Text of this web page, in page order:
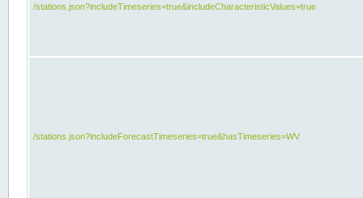
/stations.json?includeTimeseries=true&includeCharacteristicValues=true
/stations.json?includeForecastTimeseries=true&hasTimeseries=WV